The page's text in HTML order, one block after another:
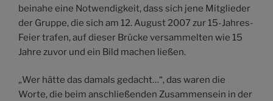
beinahe eine Notwendigkeit, dass sich jene Mitglieder
der Gruppe, die sich am 12. August 2007 zur 15-Jahres-
Feier trafen, auf dieser Brücke versammelten wie 15
Jahre zuvor und ein Bild machen ließen.
„Wer hätte das damals gedacht…“, das waren die
Worte, die beim anschließenden Zusammensein in der